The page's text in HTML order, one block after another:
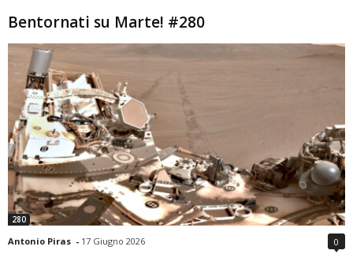
Bentornati su Marte! #280
280
Antonio Piras - 17 Giugno 2026 0